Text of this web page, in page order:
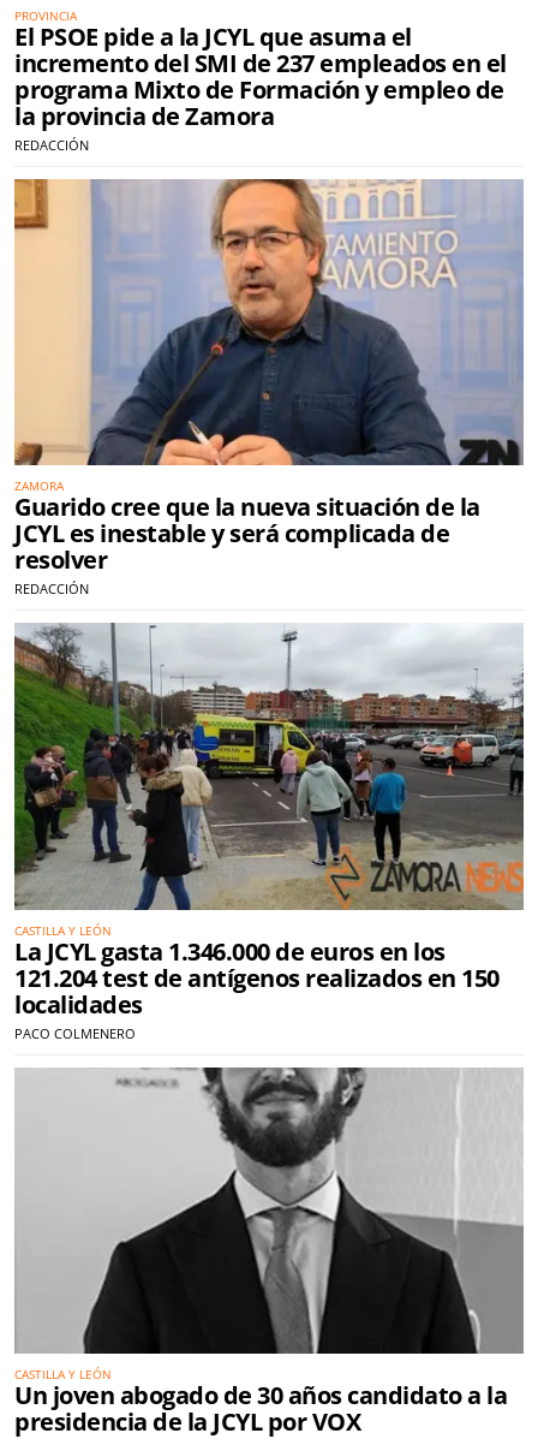
PROVINCIA
El PSOE pide a la JCYL que asuma el
incremento del SMI de 237 empleados en el
programa Mixto de Formación y empleo de
la provincia de Zamora
REDACCIÓN
ZAMORA
Guarido cree que la nueva situación de la
JCYL es inestable y será complicada de
resolver
REDACCIÓN
CASTILLA Y LEÓN
La JCYL gasta 1.346.000 de euros en los
121.204 test de antígenos realizados en 150
localidades
PACO COLMENERO
CASTILLA Y LEÓN
Un joven abogado de 30 años candidato a la
presidencia de la JCYL por VOX